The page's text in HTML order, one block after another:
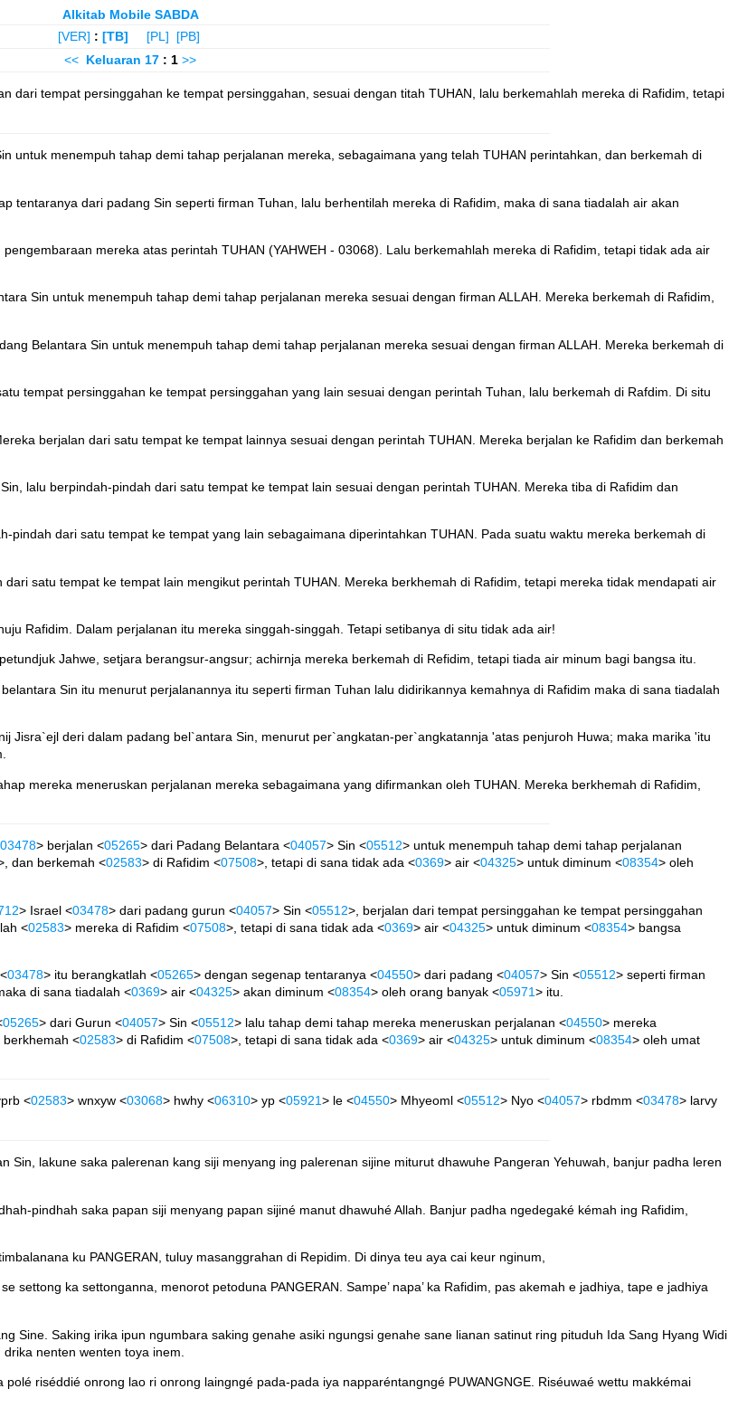
Alkitab Mobile SABDA
[VER] : [TB] [PL]
[PB]
<< Keluaran 17 : 1 >>
dari tempat persinggahan ke tempat persinggahan, sesuai dengan titah TUHAN, lalu berkemahlah mereka di Rafidim, tetapi
untuk menempuh tahap demi tahap perjalanan mereka, sebagaimana yang telah TUHAN perintahkan, dan berkemah di
tentaranya dari padang Sin seperti firman Tuhan, lalu berhentilah mereka di Rafidim, maka di sana tiadalah air akan
mereka atas perintah TUHAN (YAHWEH - 03068). Lalu berkemahlah mereka di Rafidim, tetapi tidak ada air
Sin untuk menempuh tahap demi tahap perjalanan mereka sesuai dengan firman ALLAH. Mereka berkemah di Rafidim,
Belantara Sin untuk menempuh tahap demi tahap perjalanan mereka sesuai dengan firman ALLAH. Mereka berkemah di
tempat persinggahan ke tempat persinggahan yang lain sesuai dengan perintah Tuhan, lalu berkemah di Rafdim. Di situ
berjalan dari satu tempat ke tempat lainnya sesuai dengan perintah TUHAN. Mereka berjalan ke Rafidim dan berkemah
lalu berpindah-pindah dari satu tempat ke tempat lain sesuai dengan perintah TUHAN. Mereka tiba di Rafidim dan
dari satu tempat ke tempat yang lain sebagaimana diperintahkan TUHAN. Pada suatu waktu mereka berkemah di
satu tempat ke tempat lain mengikut perintah TUHAN. Mereka berkhemah di Rafidim, tetapi mereka tidak mendapati air
Rafidim. Dalam perjalanan itu mereka singgah-singgah. Tetapi setibanya di situ tidak ada air!
Jahwe, setjara berangsur-angsur; achirnja mereka berkemah di Refidim, tetapi tiada air minum bagi bangsa itu.
Sin itu menurut perjalanannya itu seperti firman Tuhan lalu didirikannya kemahnya di Rafidim maka di sana tiadalah
Jisra`ejl deri dalam padang bel`antara Sin, menurut per`angkatan-per`angkatannja 'atas penjuroh Huwa; maka marika 'itu
mereka meneruskan perjalanan mereka sebagaimana yang difirmankan oleh TUHAN. Mereka berkhemah di Rafidim,
03478> berjalan <05265> dari Padang Belantara <04057> Sin <05512> untuk menempuh tahap demi tahap perjalanan
dan berkemah <02583> di Rafidim <07508>, tetapi di sana tidak ada <0369> air <04325> untuk diminum <08354> oleh
> Israel <03478> dari padang gurun <04057> Sin <05512>, berjalan dari tempat persinggahan ke tempat persinggahan
<02583> mereka di Rafidim <07508>, tetapi di sana tidak ada <0369> air <04325> untuk diminum <08354> bangsa
03478> itu berangkatlah <05265> dengan segenap tentaranya <04550> dari padang <04057> Sin <05512> seperti firman
di sana tiadalah <0369> air <04325> akan diminum <08354> oleh orang banyak <05971> itu.
05265> dari Gurun <04057> Sin <05512> lalu tahap demi tahap mereka meneruskan perjalanan <04550> mereka
berkhemah <02583> di Rafidim <07508>, tetapi di sana tidak ada <0369> air <04325> untuk diminum <08354> oleh umat
<02583> wnxyw <03068> hwhy <06310> yp <05921> le <04550> Mhyeoml <05512> Nyo <04057> rbdmm <03478> larvy
lakune saka palerenan kang siji menyang ing palerenan sijine miturut dhawuhe Pangeran Yehuwah, banjur padha leren
pindhah saka papan siji menyang papan sijiné manut dhawuhé Allah. Banjur padha ngedegaké kémah ing Rafidim,
ku PANGERAN, tuluy masanggrahan di Repidim. Di dinya teu aya cai keur nginum,
settong ka settonganna, menorot petoduna PANGERAN. Sampe’ napa’ ka Rafidim, pas akemah e jadhiya, tape e jadhiya
Sine. Saking irika ipun ngumbara saking genahe asiki ngungsi genahe sane lianan satinut ring pituduh Ida Sang Hyang Widi
nenten wenten toya inem.
riséddié onrong lao ri onrong laingngé pada-pada iya napparéntangngé PUWANGNGE. Riséuwaé wettu makkémai